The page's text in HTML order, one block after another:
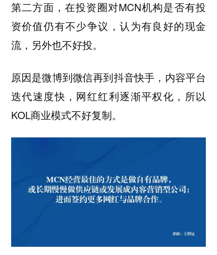
第二方面 ，在投资圈对MCN机构是否有投
资价值仍有不少争议，认为有良好的现金
流，另外也不好投。
原因是微博到微信再到抖音快手，内容平台
迭代速度快，网红红利逐渐平权化，所以
KOL商业模式不好复制。